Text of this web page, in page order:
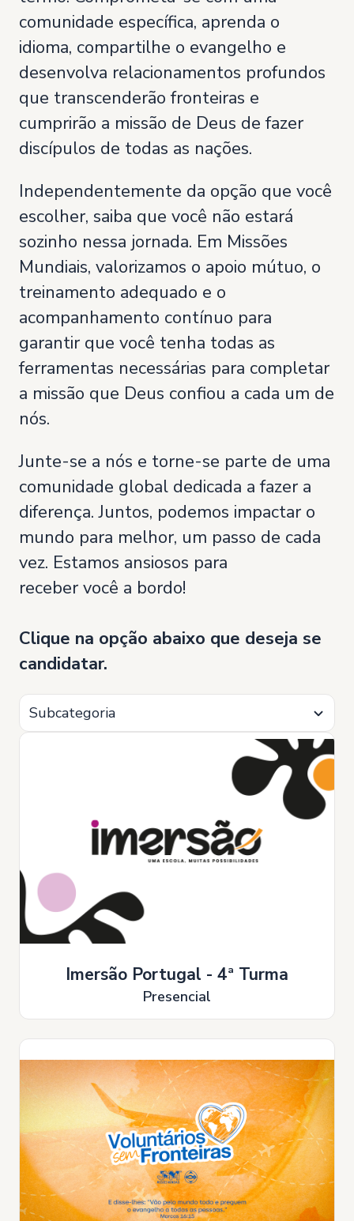
comunidade específica, aprenda o
idioma, compartilhe o evangelho e
desenvolva relacionamentos profundos
que transcenderão fronteiras e
cumprirão a missão de Deus de fazer
discípulos de todas as nações.
Independentemente da opção que você
escolher, saiba que você não estará
sozinho nessa jornada. Em Missões
Mundiais, valorizamos o apoio mútuo, o
treinamento adequado e o
acompanhamento contínuo para
garantir que você tenha todas as
ferramentas necessárias para completar
a missão que Deus confiou a cada um de
nós.
Junte-se a nós e torne-se parte de uma
comunidade global dedicada a fazer a
diferença. Juntos, podemos impactar o
mundo para melhor, um passo de cada
vez. Estamos ansiosos para
receber você a bordo!
Clique na opção abaixo que deseja se
candidatar.
Subcategoria
Imersão Portugal - 4ª Turma
Presencial